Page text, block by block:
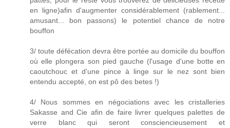
en ligne)afin d'augmenter considérablement (rablement...
amusant... bon passons) le potentiel chance de notre
bouffon
3/ toute défécation devra être portée au domicile du bouffon
où elle plongera son pied gauche (l'usage d'une botte en
caoutchouc et d'une pince à linge sur le nez sont bien
entendu accepté, on est pô des betes !)
4/ Nous sommes en négociations avec les cristalleries
Sakasse and Cie afin de faire livrer quelques palettes de
verre blanc qui seront consciencieusement et